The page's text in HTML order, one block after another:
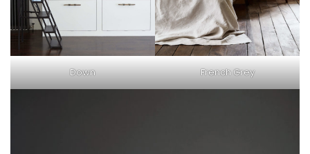
Down French Grey